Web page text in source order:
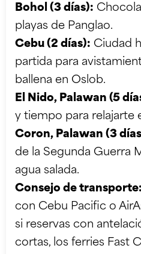
Bohol (3 días):
playas de Panglao.
Cebu (2 días): Ciudad
partida para
ballena en Oslob.
El Nido, Palawan (5
y tiempo para relajarte
Coron, Palawan (3
de la Segunda Guerra
agua salada.
Consejo de transporte:
con Cebu Pacific o
si reservas con
cortas, los ferries Fast